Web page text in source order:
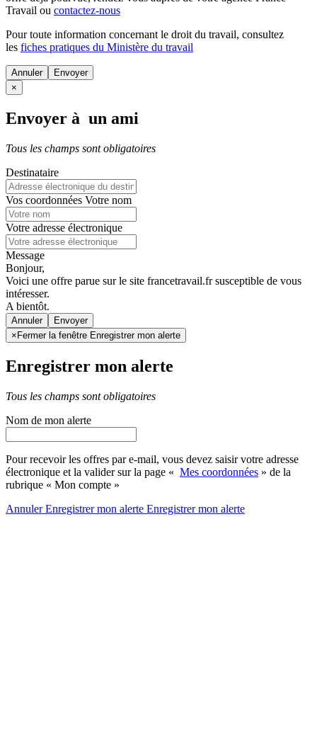
Travail ou contactez-nous
Pour toute information concernant le droit du travail, consultez
les fiches pratiques du Ministère du travail
Annuler
×
Envoyer à un ami
Tous les champs sont obligatoires
Destinataire
Vos coordonnées Votre nom
Votre adresse électronique
Message
Bonjour,
Voici une offre parue sur le site francetravail.fr susceptible de vous
intéresser.
A bientôt.
Annuler
× Fermer la fenêtre Enregistrer mon alerte
Enregistrer mon alerte
Tous les champs sont obligatoires
Nom de mon alerte
Pour recevoir les offres par e-mail, vous devez saisir votre adresse
électronique et la valider sur la page « Mes coordonnées » de la
rubrique « Mon compte »
AnnulerEnregistrer mon alerte Enregistrermon alerte